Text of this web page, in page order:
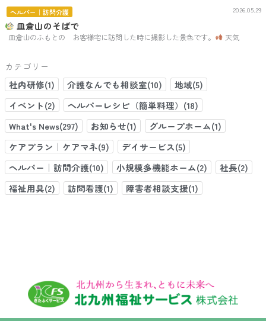
ヘルパー｜訪問介護 2026.05.29
皿倉山のそばで
皿倉山のふもとの お客様宅に訪問した時に撮影した景色です。 天気
カテゴリー
社内研修(1)
介護なんでも相談室(10)
地域(5)
イベント(2)
ヘルパーレシピ（簡単料理）(18)
What's News(297)
お知らせ(1)
グループホーム(1)
ケアプラン｜ケアマネ(9)
デイサービス(5)
ヘルパー｜訪問介護(10)
小規模多機能ホーム(2)
社長(2)
福祉用具(2)
訪問看護(1) 障害者相談支援(1)